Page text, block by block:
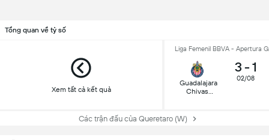
Tổng quan về tỷ số
Xem tất cả kết quả
Liga Femenil BBVA - Apertura
Guadalajara
Chivas
3 - 1
02/08
Các trận đấu của Queretaro (W)